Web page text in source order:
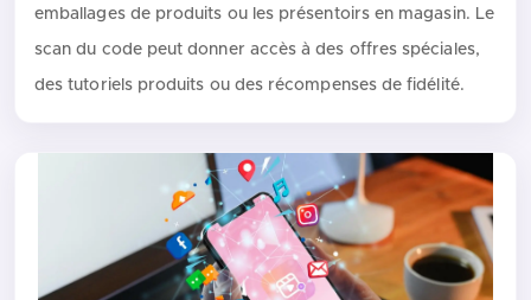
emballages de produits ou les présentoirs en magasin. Le
scan du code peut donner accès à des offres spéciales,
des tutoriels produits ou des récompenses de fidélité.